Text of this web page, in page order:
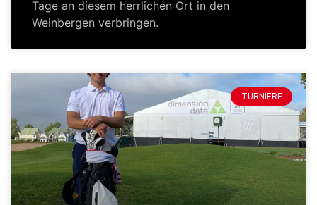
Tage an diesem herrlichen Ort in den
Weinbergen verbringen.
TURNIERE